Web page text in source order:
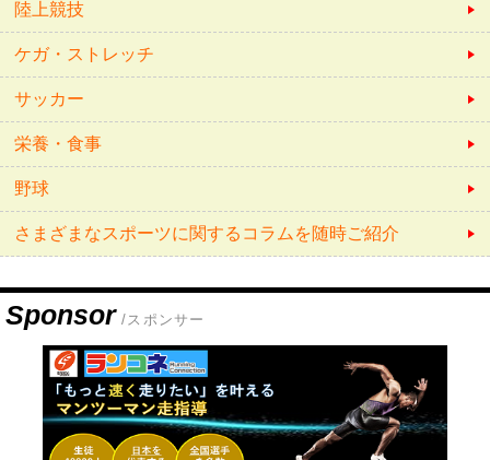
陸上競技
ケガ・ストレッチ
サッカー
栄養・食事
野球
さまざまなスポーツに関するコラムを随時ご紹介
Sponsor /スポンサー